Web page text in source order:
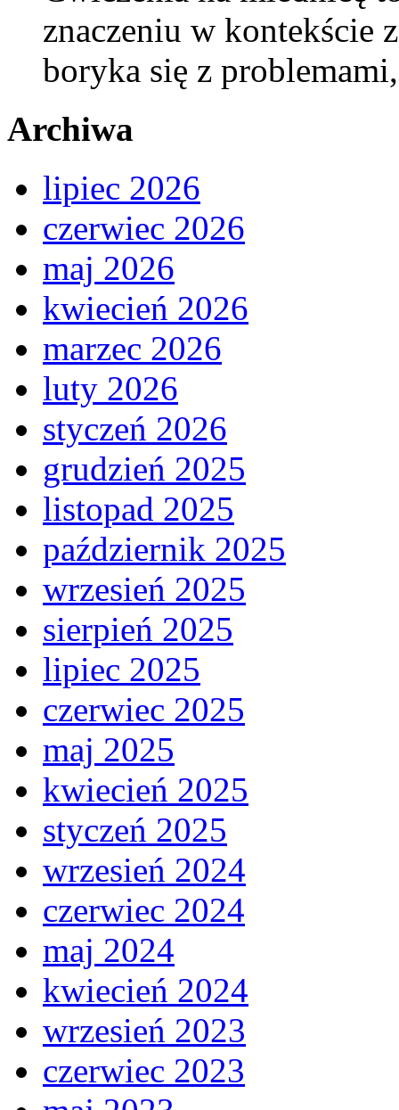
znaczeniu w kontekście
boryka się z
Archiwa
lipiec 2026
czerwiec 2026
maj 2026
kwiecień 2026
marzec 2026
luty 2026
styczeń 2026
grudzień 2025
listopad 2025
październik 2025
wrzesień 2025
sierpień 2025
lipiec 2025
czerwiec 2025
maj 2025
kwiecień 2025
styczeń 2025
wrzesień 2024
czerwiec 2024
maj 2024
kwiecień 2024
wrzesień 2023
czerwiec 2023